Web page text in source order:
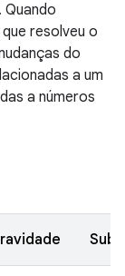
Quando
resolveu o
do
a um
a números